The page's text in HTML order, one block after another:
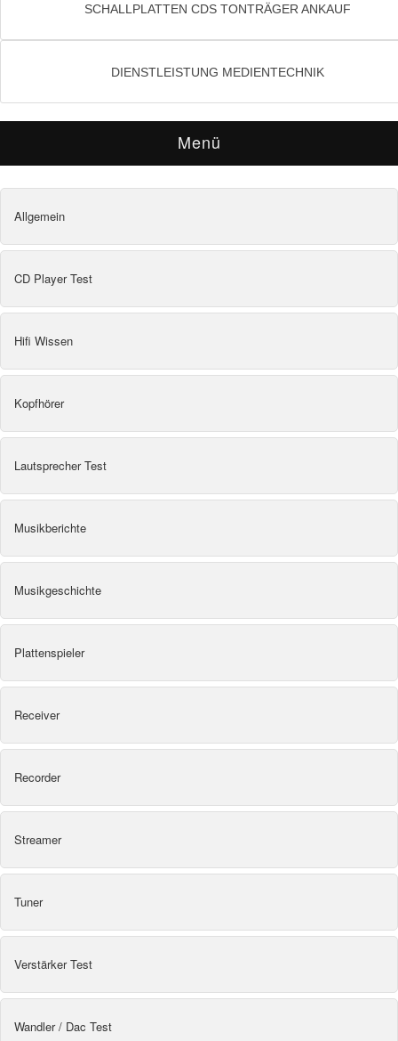
SCHALLPLATTEN CDS TONTRÄGER ANKAUF
DIENSTLEISTUNG MEDIENTECHNIK
Menü
Allgemein
CD Player Test
Hifi Wissen
Kopfhörer
Lautsprecher Test
Musikberichte
Musikgeschichte
Plattenspieler
Receiver
Recorder
Streamer
Tuner
Verstärker Test
Wandler / Dac Test